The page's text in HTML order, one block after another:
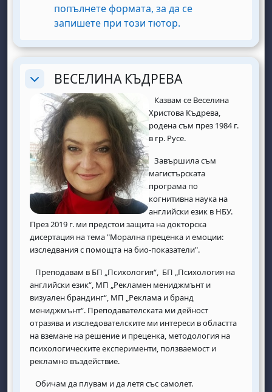
попълнете формата, за да се
запишете при този тютор.
ReplierВЕСЕЛИНА КЪДРЕВА
Казвам се Веселина
Христова Къдрева,
родена съм през 1984 г.
в гр. Русе.
Завършила съм
магистърската
програма по
когнитивна наука на
английски език в НБУ.
През 2019 г. ми предстои защита на докторска
дисертация на тема "Морална преценка и емоции:
изследвания с помощта на био-показатели".
Преподавам в БП „Психология“, БП „Психология на
английски език“, МП „Рекламен мениджмънт и
визуален брандинг“, МП „Реклама и бранд
мениджмънт“. Преподавателската ми дейност
отразява и изследователските ми интереси в областта
на вземане на решение и преценка, методология на
психологическите експерименти, ползваемост и
рекламно въздействие.
Обичам да плувам и да летя със самолет.